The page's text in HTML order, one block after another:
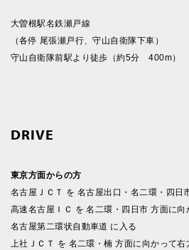
大曽根駅名鉄瀬戸線
（各停 尾張瀬戸行、守山自衛隊下車）
守山自衛隊前駅より徒歩（約5分 400m）
DRIVE
東京方面からの方
名古屋ＪＣＴ を 名古屋出口・名二環・四日
高速名古屋ＩＣ を 名二環・四日市 方面に
名古屋第二環状自動車道 に入る
上社ＪＣＴ を 名二環・楠 方面に向かって右